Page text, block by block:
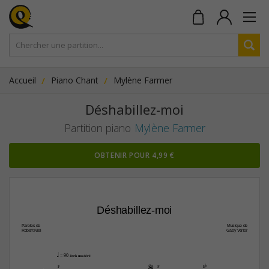
Accueil Piano Chant Mylène Farmer
Déshabillez-moi
Partition piano Mylène Farmer
OBTENIR POUR 4,99 €
Paroles de
Robert Niel
Déshabillez-moi
Musique de
Gaby Verlor
F F Bb
q = 90 Jerk modéré